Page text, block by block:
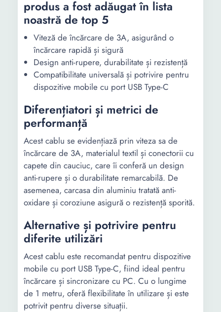
produs a fost adăugat în lista
noastră de top 5
Viteză de încărcare de 3A, asigurând o
încărcare rapidă și sigură
Design anti-rupere, durabilitate și rezistență
Compatibilitate universală și potrivire pentru
dispozitive mobile cu port USB Type-C
Diferențiatori și metrici de
performanță
Acest cablu se evidențiază prin viteza sa de
încărcare de 3A, materialul textil și conectorii cu
capete din cauciuc, care îi conferă un design
anti-rupere și o durabilitate remarcabilă. De
asemenea, carcasa din aluminiu tratată anti-
oxidare și coroziune asigură o rezistență sporită.
Alternative și potrivire pentru
diferite utilizări
Acest cablu este recomandat pentru dispozitive
mobile cu port USB Type-C, fiind ideal pentru
încărcare și sincronizare cu PC. Cu o lungime
de 1 metru, oferă flexibilitate în utilizare și este
potrivit pentru diverse situații.